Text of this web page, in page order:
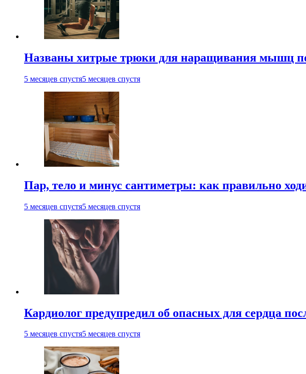
Названы хитрые трюки для наращивания мышц
5 месяцев спустя5 месяцев спустя
Пар, тело и минус сантиметры: как правильно
5 месяцев спустя5 месяцев спустя
Кардиолог предупредил об опасных для сердца
5 месяцев спустя5 месяцев спустя